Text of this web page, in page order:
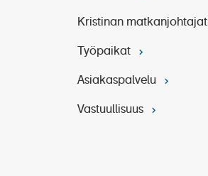
Kristinan matkanjohtajat
Työpaikat
Asiakaspalvelu
Vastuullisuus